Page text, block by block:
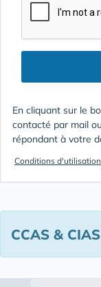
En cliquant sur le
contacté par mail
répondant à votre
Conditions d'utilisation
CCAS &